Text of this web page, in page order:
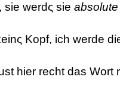
sie werdς sie absolute
Kopf, ich werde
hier recht das Wort